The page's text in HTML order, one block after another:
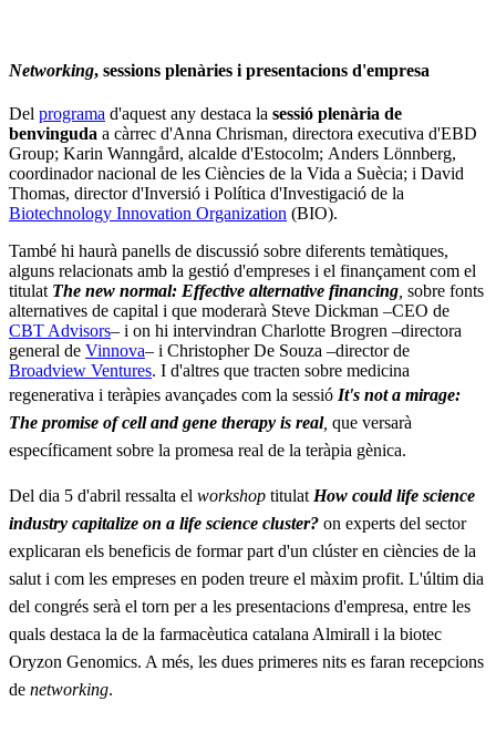
Networking, sessions plenàries i presentacions d'empresa
Del programa d'aquest any destaca la sessió plenària de
benvinguda a càrrec d'Anna Chrisman, directora executiva d'EBD
Group; Karin Wanngård, alcalde d'Estocolm; Anders Lönnberg,
coordinador nacional de les Ciències de la Vida a Suècia; i David
Thomas, director d'Inversió i Política d'Investigació de la
Biotechnology Innovation Organization (BIO).
També hi haurà panells de discussió sobre diferents temàtiques,
alguns relacionats amb la gestió d'empreses i el finançament com el
titulat The new normal: Effective alternative financing sobre fonts
alternatives de capital i que moderarà Steve Dickman –CEO de
CBT Advisors– i on hi intervindran Charlotte Brogren –directora
general de Vinnova– i Christopher De Souza –director de
Broadview Ventures. I d'altres que tracten sobre medicina
regenerativa i teràpies avançades com la sessió It's not a mirage:
The promise of cell and gene therapy is real, que versarà
específicament sobre la promesa real de la teràpia gènica.
Del dia 5 d'abril ressalta el workshop titulat How could life science
industry capitalize on a life science cluster? on experts del sector
explicaran els beneficis de formar part d'un clúster en ciències de la
salut i com les empreses en poden treure el màxim profit. L'últim dia
del congrés serà el torn per a les presentacions d'empresa, entre les
quals destaca la de la farmacèutica catalana Almirall i la biotec
Oryzon Genomics. A més, les dues primeres nits es faran recepcions
de networking.